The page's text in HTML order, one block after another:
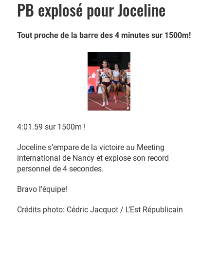
PB explosé pour Joceline
Tout proche de la barre des 4 minutes sur 1500m!
4:01.59 sur 1500m !
Joceline s’empare de la victoire au Meeting
international de Nancy et explose son record
personnel de 4 secondes.
Bravo l'équipe!
Crédits photo: Cédric Jacquot / L’Est Républicain